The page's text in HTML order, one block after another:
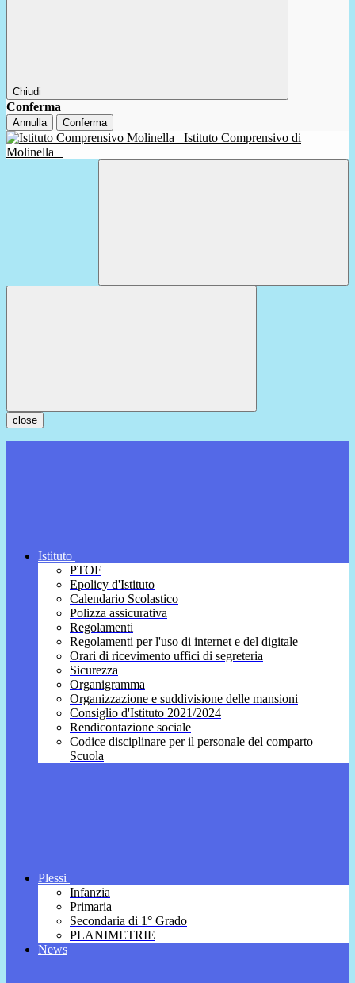
Chiudi
Conferma
Annulla Conferma
Istituto Comprensivo di
Molinella
close
Istituto
PTOF
Epolicy d'Istituto
Calendario Scolastico
Polizza assicurativa
Regolamenti
Regolamenti per l'uso di internet e del digitale
Orari di ricevimento uffici di segreteria
Sicurezza
Organigramma
Organizzazione e suddivisione delle mansioni
Consiglio d'Istituto 2021/2024
Rendicontazione sociale
Codice disciplinare per il personale del comparto
Scuola
Plessi
Infanzia
Primaria
Secondaria di 1° Grado
PLANIMETRIE
News